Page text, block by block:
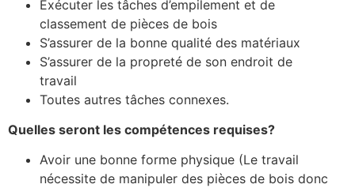
Exécuter les tâches d’empilement et de
classement de pièces de bois
S’assurer de la bonne qualité des matériaux
S’assurer de la propreté de son endroit de
travail
Toutes autres tâches connexes.
Quelles seront les compétences requises?
Avoir une bonne forme physique (Le travail
nécessite de manipuler des pièces de bois donc